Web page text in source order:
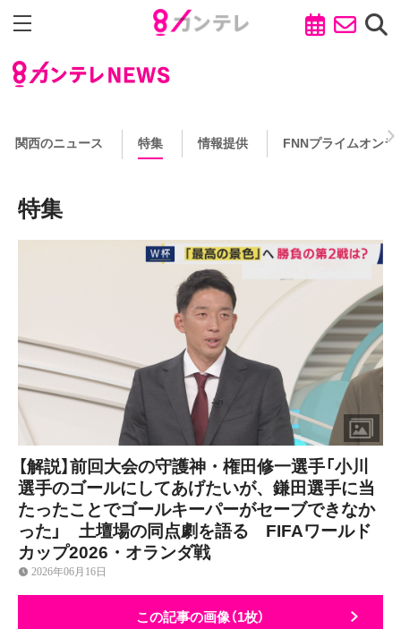
関西のニュース 特集 情報提供 FNNプライムオンラ
特集
【解説】前回大会の守護神・権田修一選手「小川
選手のゴールにしてあげたいが、鎌田選手に当
たったことでゴールキーパーがセーブできなか
った」 土壇場の同点劇を語る FIFAワールド
カップ2026・オランダ戦
2026年06月16日
この記事の画像（1枚）